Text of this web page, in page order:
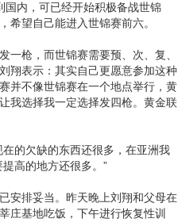
内，可已经开始积极备战世锦
希望自己能进入世锦赛前六。
枪，而世锦赛需要预、次、复、
翔表示：其实自己更愿意参加这种
并不像世锦赛在一个地点举行，黄
我选择我一定选择发四枪。黄金联
的欠缺的东西还很多，在亚洲我
高的地方还很多。”
排妥当。昨天晚上刘翔和父母在
庄基地吃饭，下午进行恢复性训